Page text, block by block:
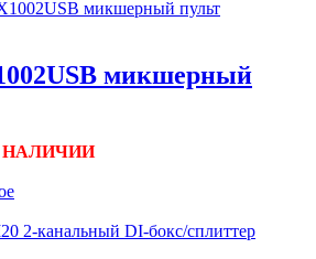
микшерный
НАЛИЧИИ